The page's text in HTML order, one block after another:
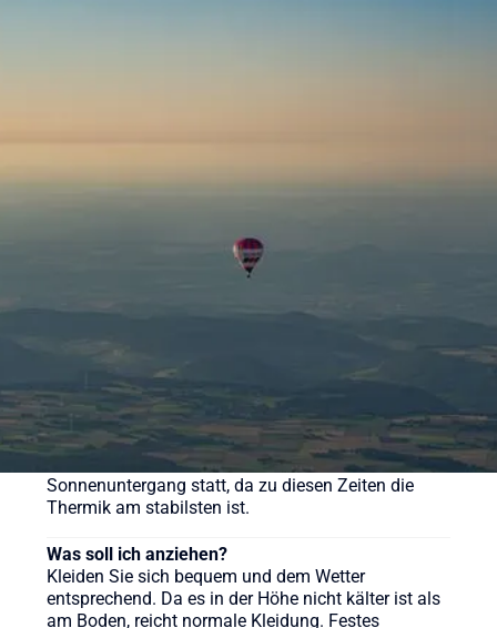
verschiedene Pakete für unsere Ballonfahrten an,
sehen Sie sich gerne auf der Webseite um.
90 Minuten, das gesamte Erlebnis inklusive
Vorbereitung und Taufe dauert ca. 3-4 Stunden.
Wann ist die beste Zeit für eine Ballonfahrt?
Ballonfahrten finden meist früh morgens nach
Sonnenaufgang oder am späten Nachmittag vor
Sonnenuntergang statt, da zu diesen Zeiten die
Thermik am stabilsten ist.
Was soll ich anziehen?
Kleiden Sie sich bequem und dem Wetter
entsprechend. Da es in der Höhe nicht kälter ist als
am Boden, reicht normale Kleidung. Festes